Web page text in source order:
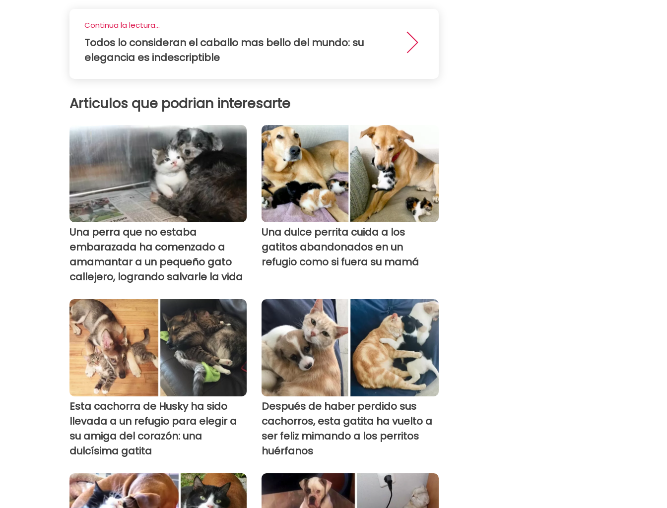
Continua la lectura...
Todos lo consideran el caballo mas bello del mundo: su
elegancia es indescriptible
Articulos que podrian interesarte
Una perra que no estaba
embarazada ha comenzado a
amamantar a un pequeño gato
callejero, logrando salvarle la vida
Una dulce perrita cuida a los
gatitos abandonados en un
refugio como si fuera su mamá
Esta cachorra de Husky ha sido
llevada a un refugio para elegir a
su amiga del corazón: una
dulcísima gatita
Después de haber perdido sus
cachorros, esta gatita ha vuelto a
ser feliz mimando a los perritos
huérfanos